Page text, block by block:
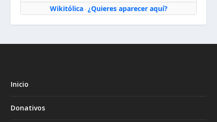
Wikitólica· ¿Quieres aparecer aquí?
Inicio
Donativos